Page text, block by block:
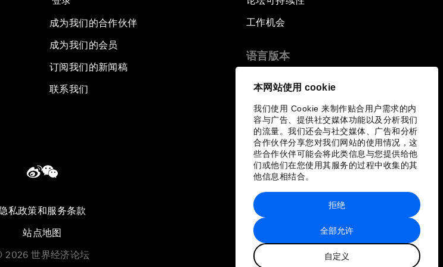
本网站使用 cookie
我们使用 Cookie 来制作贴合用户需求的内
容与广告、提供社交媒体功能以及分析我们
的流量。我们还会与社交媒体、广告和分析
合作伙伴分享您对我们网站的使用情况，这
些合作伙伴可能会将此类信息与您提供给他
们或他们在您使用其服务的过程中收集的其
他信息相结合。
全部允许
自定义
拒绝
成为我们的合作伙伴
成为我们的会员
订阅我们的新闻稿
联系我们
工作机会
语言版本
隐私政策和服务条款
站点地图
2026 世界经济论坛